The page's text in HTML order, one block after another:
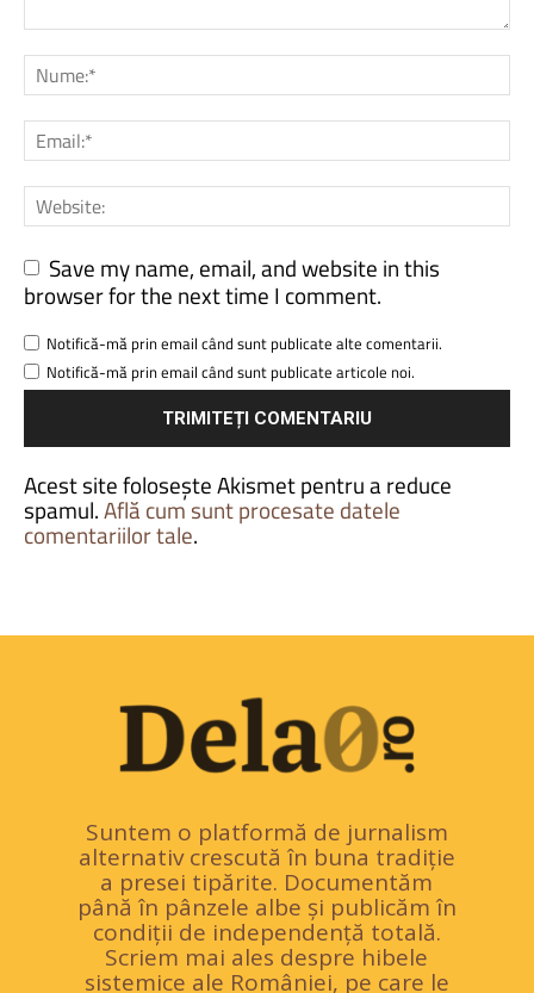
Save my name, email, and website in this
browser for the next time I comment.
Notifică-mă prin email când sunt publicate alte comentarii.
Notifică-mă prin email când sunt publicate articole noi.
Acest site folosește Akismet pentru a reduce
spamul.Află cum sunt procesate datele
comentariilor tale.
Suntem o platformă de jurnalism
alternativ crescută în buna tradiție
a presei tipărite. Documentăm
până în pânzele albe și publicăm în
condiții de independență totală.
Scriem mai ales despre hibele
sistemice ale României, pe care le